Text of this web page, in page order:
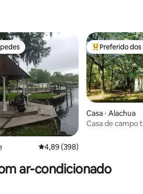
165 avaliações
128 avaliações
4,89 de uma avaliação média
4,89 (398)
Entre os
Preferido
Casa ⋅ Alachua
Casa de campo
ar-condicionado